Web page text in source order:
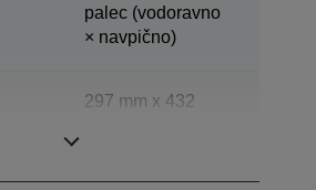
palec (vodoravno
× navpično)
297 mm x 432